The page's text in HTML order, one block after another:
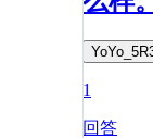
1
回答